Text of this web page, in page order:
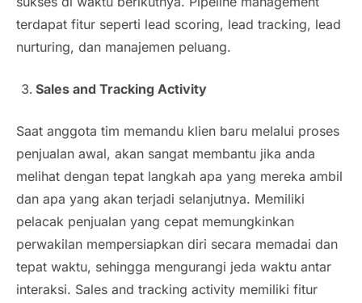
terdapat fitur seperti lead scoring, lead tracking, lead
nurturing, dan manajemen peluang.
Sales and Tracking Activity
Saat anggota tim memandu klien baru melalui proses
penjualan awal, akan sangat membantu jika anda
melihat dengan tepat langkah apa yang mereka ambil
dan apa yang akan terjadi selanjutnya. Memiliki
pelacak penjualan yang cepat memungkinkan
perwakilan mempersiapkan diri secara memadai dan
tepat waktu, sehingga mengurangi jeda waktu antar
interaksi. Sales and tracking activity memiliki fitur